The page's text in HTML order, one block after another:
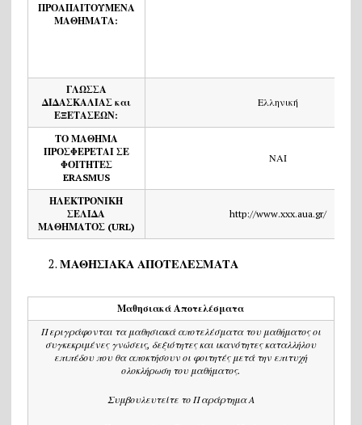
ΠΡΟΑΠΑΙΤΟΥΜΕΝΑ
ΜΑΘΗΜΑΤΑ:
ΓΛΩΣΣΑ
ΔΙΔΑΣΚΑΛΙΑΣκαι
ΕΞΕΤΑΣΕΩΝ:
Ελληνική
ΤΟ ΜΑΘΗΜΑ
ΠΡΟΣΦΕΡΕΤΑΙ ΣΕ
ΦΟΙΤΗΤΕΣ
ERASMUS
ΝΑΙ
ΗΛΕΚΤΡΟΝΙΚΗ
ΣΕΛΙΔΑ
ΜΑΘΗΜΑΤΟΣ (URL)
http://www.xxx.aua.gr/
ΜΑΘΗΣΙΑΚΑ ΑΠΟΤΕΛΕΣΜΑΤΑ
Μαθησιακά Αποτελέσματα
Περιγράφονται τα μαθησιακά αποτελέσματα του μαθήματος οι
συγκεκριμένες γνώσεις, δεξιότητες και ικανότητες καταλλήλου
επιπέδου που θα αποκτήσουν οι φοιτητές μετά την επιτυχή
ολοκλήρωση του μαθήματος.
Συμβουλευτείτε το Παράρτημα Α